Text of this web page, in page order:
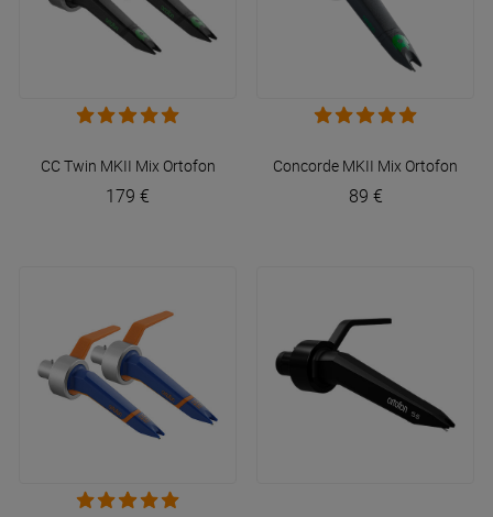
CC Twin MKII Mix Ortofon
179 €
Concorde MKII Mix Ortofon
89 €